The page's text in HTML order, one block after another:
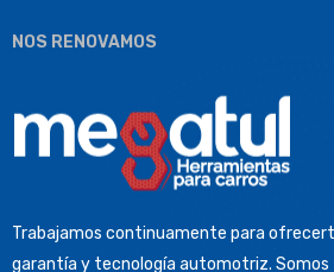
NOS RENOVAMOS
Trabajamos continuamente para
garantía y tecnología automotriz. Somos